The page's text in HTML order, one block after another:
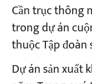
Cần trục thông
trong dự án
thuộc Tập
Dự án sản xuất